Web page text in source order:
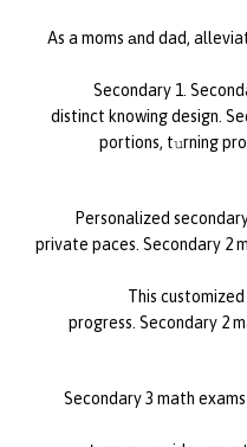
As a moms аnd dad,
Secondary 1.
distinct knowing design.
portions, tսrning
Personalized
private paces. Secondary 2
This
progress. Secondary 2
Secondary 3 math